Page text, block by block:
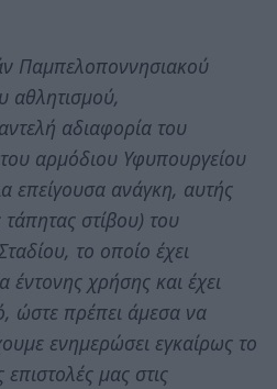
Παμπελοποννησιακού
αθλητισμού,
αδιαφορία του
αρμόδιου Υφυπουργείου
επείγουσα ανάγκη, αυτής
στίβου) του
το οποίο έχει
χρήσης και έχει
ώστε πρέπει άμεσα να
ενημερώσει εγκαίρως το
μας στις